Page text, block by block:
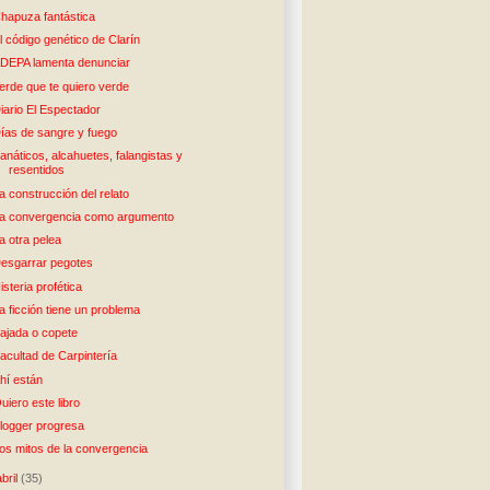
fantástica
código genético de Clarín
lamenta denunciar
que te quiero verde
El Espectador
de sangre y fuego
alcahuetes, falangistas y
resentidos
construcción del relato
convergencia como argumento
otra pelea
pegotes
profética
ficción tiene un problema
o copete
de Carpintería
están
este libro
progresa
Los mitos de la convergencia
(35)